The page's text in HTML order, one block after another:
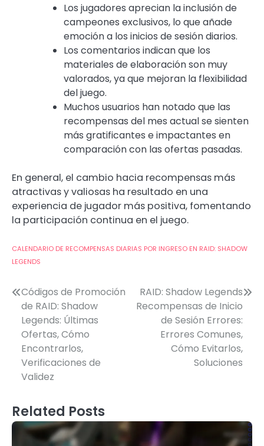
Los jugadores aprecian la inclusión de
campeones exclusivos, lo que añade
emoción a los inicios de sesión diarios.
Los comentarios indican que los
materiales de elaboración son muy
valorados, ya que mejoran la flexibilidad
del juego.
Muchos usuarios han notado que las
recompensas del mes actual se sienten
más gratificantes e impactantes en
comparación con las ofertas pasadas.
En general, el cambio hacia recompensas más
atractivas y valiosas ha resultado en una
experiencia de jugador más positiva, fomentando
la participación continua en el juego.
CALENDARIO DE RECOMPENSAS DIARIAS POR INGRESO EN RAID: SHADOW
LEGENDS
Post
navigation
Códigos de Promoción
de RAID: Shadow
Legends: Últimas
Ofertas, Cómo
Encontrarlos,
Verificaciones de
Validez
RAID: Shadow Legends
Recompensas de Inicio
de Sesión Errores:
Errores Comunes,
Cómo Evitarlos,
Soluciones
Related Posts